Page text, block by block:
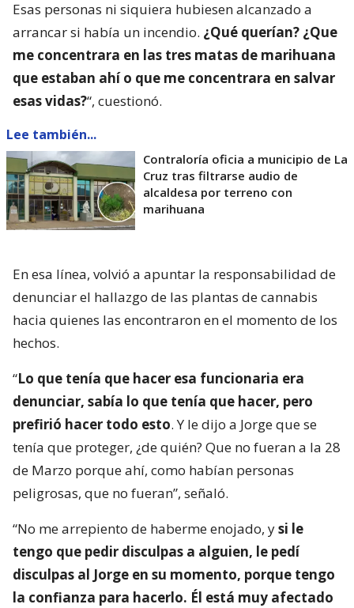
Esas personas ni siquiera hubiesen alcanzado a
arrancar si había un incendio. ¿Qué querían? ¿Que
me concentrara en las tres matas de marihuana
que estaban ahí o que me concentrara en salvar
esas vidas?“, cuestionó.
Lee también...
Contraloría oficia a municipio de La
Cruz tras filtrarse audio de
alcaldesa por terreno con
marihuana
En esa línea, volvió a apuntar la responsabilidad de
denunciar el hallazgo de las plantas de cannabis
hacia quienes las encontraron en el momento de los
hechos.
“Lo que tenía que hacer esa funcionaria era
denunciar, sabía lo que tenía que hacer, pero
prefirió hacer todo esto. Y le dijo a Jorge que se
tenía que proteger, ¿de quién? Que no fueran a la 28
de Marzo porque ahí, como habían personas
peligrosas, que no fueran”, señaló.
“No me arrepiento de haberme enojado, ysi le
tengo que pedir disculpas a alguien, le pedí
disculpas al Jorge en su momento, porque tengo
la confianza para hacerlo. Él está muy afectado